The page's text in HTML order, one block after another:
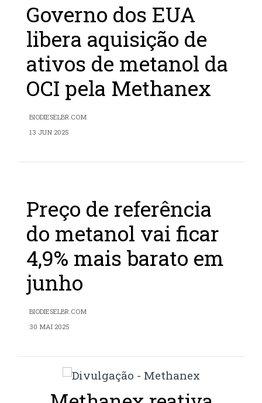
Governo dos EUA
libera aquisição de
ativos de metanol da
OCI pela Methanex
BIODIESELBR.COM
13 JUN 2025
Preço de referência
do metanol vai ficar
4,9% mais barato em
junho
BIODIESELBR.COM
30 MAI 2025